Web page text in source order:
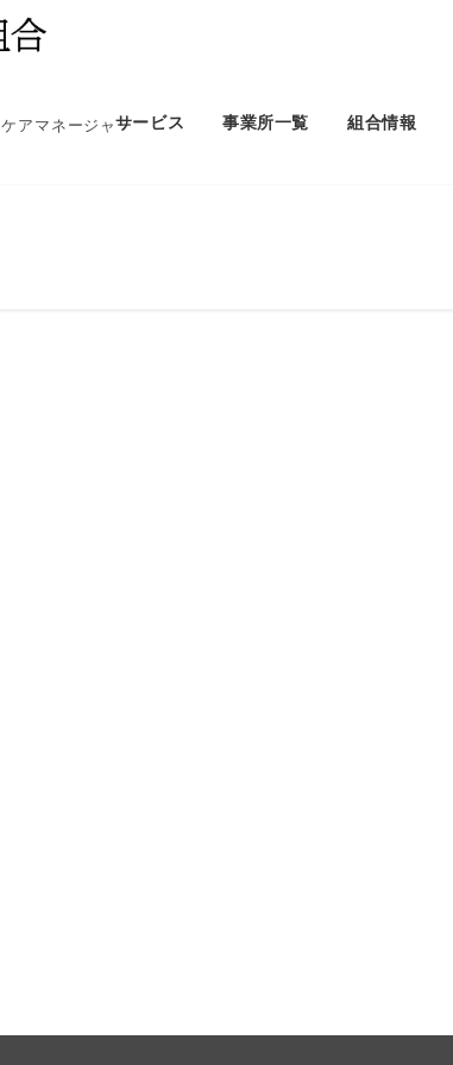
サービス 事業所一覧 組合情報
ケアマネージャー